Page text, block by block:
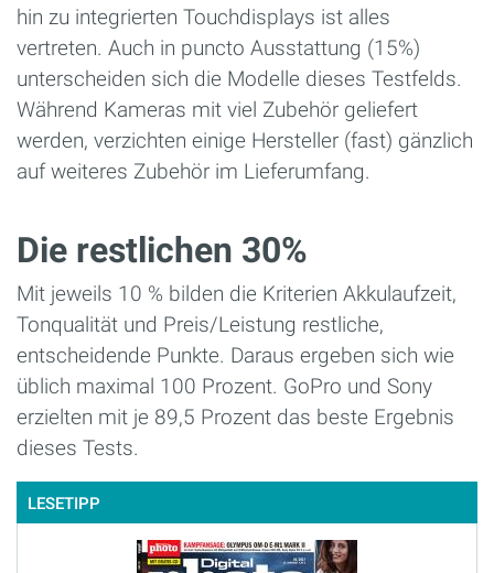
hin zu integrierten Touchdisplays ist alles
vertreten. Auch in puncto Ausstattung (15%)
unterscheiden sich die Modelle dieses Testfelds.
Während Kameras mit viel Zubehör geliefert
werden, verzichten einige Hersteller (fast) gänzlich
auf weiteres Zubehör im Lieferumfang.
Die restlichen 30%
Mit jeweils 10 % bilden die Kriterien Akkulaufzeit,
Tonqualität und Preis/Leistung restliche,
entscheidende Punkte. Daraus ergeben sich wie
üblich maximal 100 Prozent. GoPro und Sony
erzielten mit je 89,5 Prozent das beste Ergebnis
dieses Tests.
LESETIPP